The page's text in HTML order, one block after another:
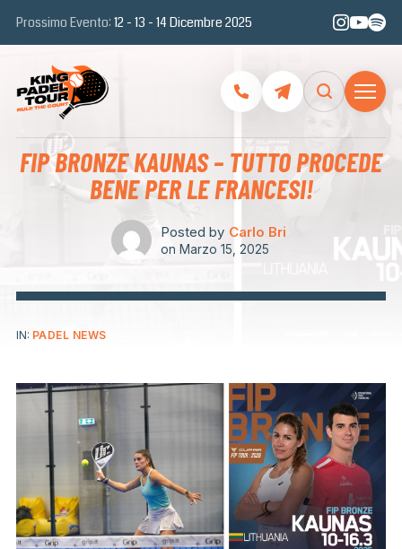
Prossimo Evento: 12 - 13 - 14 Dicembre 2025
FIP BRONZE KAUNAS – TUTTO PROCEDE
BENE PER LE FRANCESI!
Posted by Carlo Bri
on Marzo 15, 2025
IN: PADEL NEWS